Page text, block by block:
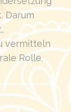
Darum
vermitteln
Rolle.